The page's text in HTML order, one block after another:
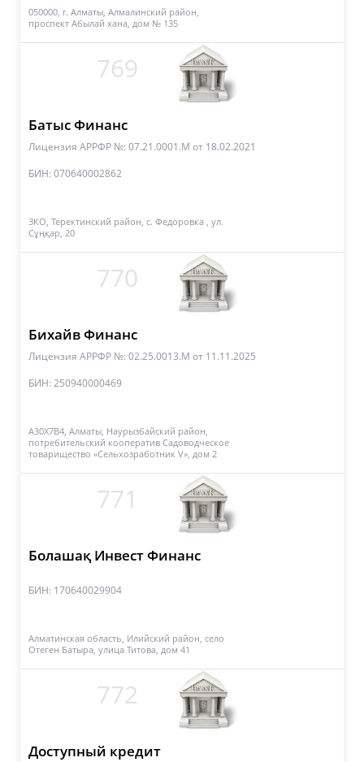
050000, г. Алматы, Алмалинский район,
проспект Абылай хана, дом № 135
769
Батыс Финанс
Лицензия АРРФР №: 07.21.0001.М от 18.02.2021
БИН: 070640002862
ЗКО, Теректинский район, с. Федоровка , ул.
Сұңқар, 20
770
Бихайв Финанс
Лицензия АРРФР №: 02.25.0013.М от 11.11.2025
БИН: 250940000469
A30X7B4, Алматы, Наурызбайский район,
потребительский кооператив Садоводческое
товарищество «Сельхозработник V», дом 2
771
Болашақ Инвест Финанс
БИН: 170640029904
Алматинская область, Илийский район, село
Отеген Батыра, улица Титова, дом 41
772
Доступный кредит